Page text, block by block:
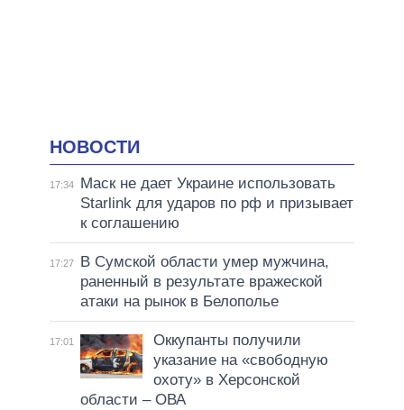
НОВОСТИ
17:34
Маск не дает Украине использовать
Starlink для ударов по рф и призывает
к соглашению
17:27
В Сумской области умер мужчина,
раненный в результате вражеской
атаки на рынок в Белополье
17:01
Оккупанты получили
указание на «свободную
охоту» в Херсонской
области – ОВА